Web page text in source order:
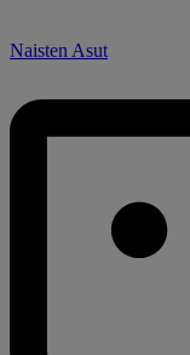
Naisten Asut